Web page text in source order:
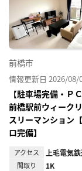
前橋市
情報更新日 2026/08/
【駐車場完備・Ｐ
前橋駅前ウィーク
スリーマンション
ロ完備】
アクセス 上毛電気
間取り 1K